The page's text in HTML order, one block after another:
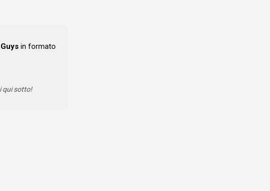
in formato
qui sotto!